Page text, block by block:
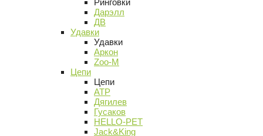
Ринговки
Дарэлл
ДВ
Удавки
Удавки
Аркон
Zoo-M
Цепи
Цепи
АТР
Дягилев
Гусаков
HELLO-PET
Jack&King